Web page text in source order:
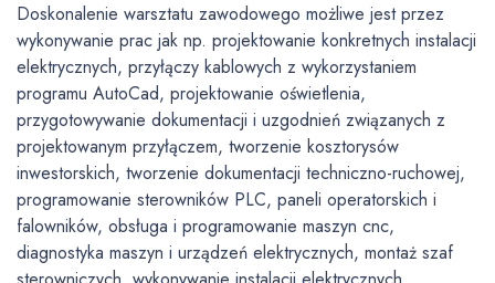
Doskonalenie warsztatu zawodowego możliwe jest przez
wykonywanie prac jak np. projektowanie konkretnych instalacji
elektrycznych, przyłączy kablowych z wykorzystaniem
programu AutoCad, projektowanie oświetlenia,
przygotowywanie dokumentacji i uzgodnień związanych z
projektowanym przyłączem, tworzenie kosztorysów
inwestorskich, tworzenie dokumentacji techniczno-ruchowej,
programowanie sterowników PLC, paneli operatorskich i
falowników, obsługa i programowanie maszyn cnc,
diagnostyka maszyn i urządzeń elektrycznych, montaż szaf